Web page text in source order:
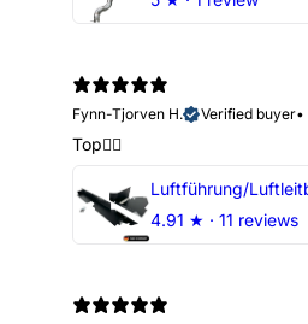
Fynn-Tjorven H.
Verified buyer•
Top👍🏼
4.91 ★ · 11 reviews